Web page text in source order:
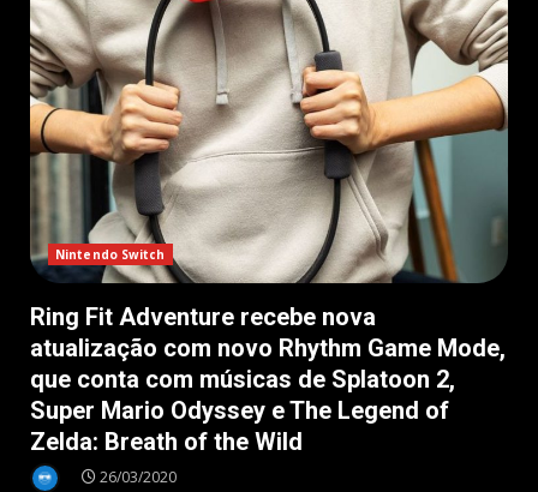
Nintendo Switch
Ring Fit Adventure recebe nova
atualização com novo Rhythm Game Mode,
que conta com músicas de Splatoon 2,
Super Mario Odyssey e The Legend of
Zelda: Breath of the Wild
26/03/2020